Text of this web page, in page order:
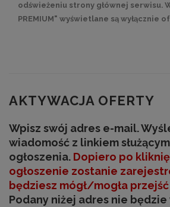
odświeżeniu strony głównej serwisu.
PREMIUM" wyświetlane są wyłącznie
AKTYWACJA OFERTY
Wpisz swój adres e-mail.
wiadomość z linkiem
ogłoszenia. Dopiero po
ogłoszenie zostanie
będziesz mógł/mogła
Podany niżej adres nie